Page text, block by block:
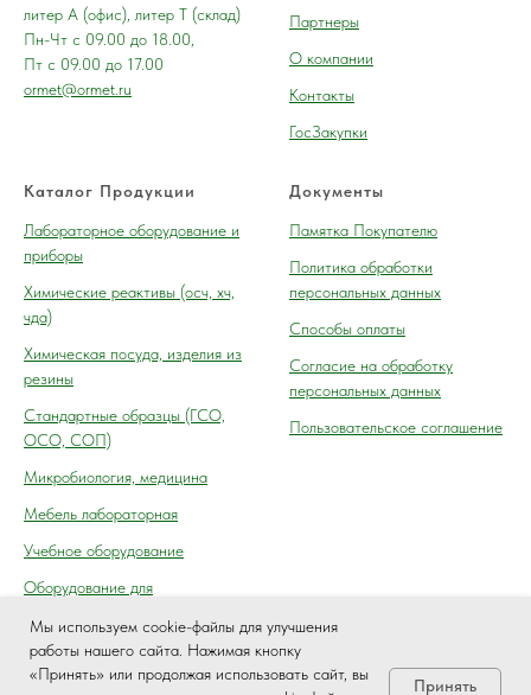
Мы используем cookie-файлы для улучшения
работы нашего сайта. Нажимая кнопку
«Принять» или продолжая использовать сайт, вы
Принять
литер А (офис), литер Т (склад)
Пн-Чт с 09.00 до 18.00,
Пт с 09.00 до 17.00
ormet@ormet.ru
Партнеры
О компании
Контакты
ГосЗакупки
Каталог Продукции
Лабораторное оборудование и
приборы
Химические реактивы (осч, хч,
чда)
Химическая посуда, изделия из
резины
Cтандартные образцы (ГСО,
ОСО, СОП)
Микробиология, медицина
Мебель лабораторная
Учебное оборудование
Оборудование для
осмотра (контроля) ГАИ
Документы
Памятка Покупателю
Политика обработки
персональных данных
Способы оплаты
Согласие на обработку
персональных данных
Пользовательское соглашение